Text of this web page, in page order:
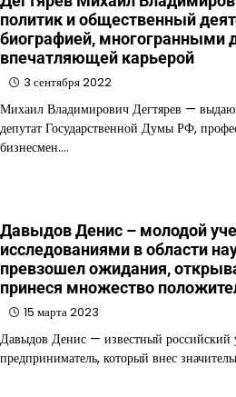
политик и общественный
биографией, многогранными
впечатляющей карьерой
3 сентября 2022
Михаил Владимирович Дегтярев —
депутат Государственной Думы РФ,
бизнесмен.…
Давыдов Денис – молодой
исследованиями в области
превзошел ожидания,
принеся множество
15 марта 2023
Давыдов Денис — известный
предприниматель, который внес